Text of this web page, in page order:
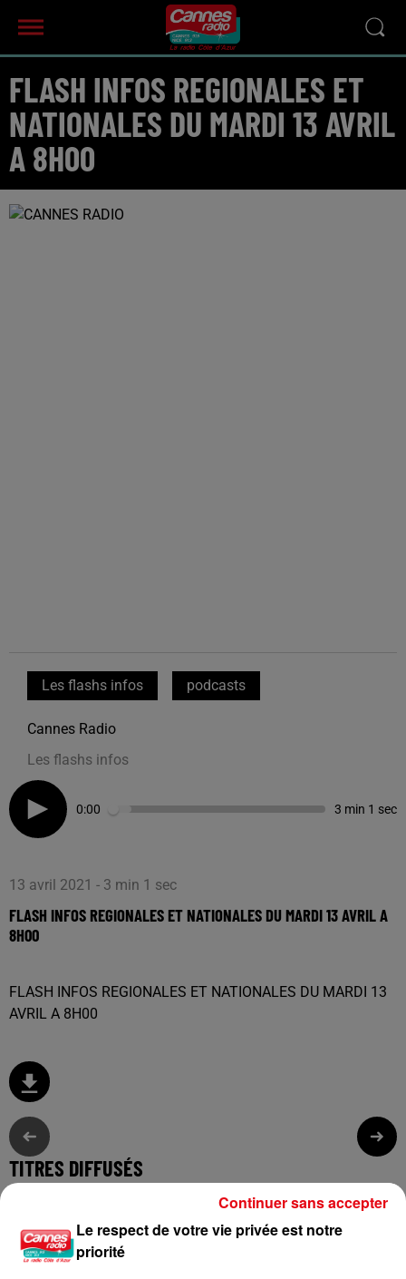
FLASH INFOS REGIONALES ET
NATIONALES DU MARDI 13 AVRIL
A 8H00
Les flashs infos podcasts
Cannes Radio
Les flashs infos
0:00 3 min 1 sec
13 avril 2021 - 3 min 1 sec
FLASH INFOS REGIONALES ET NATIONALES DU MARDI 13 AVRIL A
8H00
FLASH INFOS REGIONALES ET NATIONALES DU MARDI 13
AVRIL A 8H00
TITRES DIFFUSÉS
4h22
4h22 4h19
4h19 4h16
4h16
Le respect de votre vie privée est notre
priorité
Continuer sans accepter